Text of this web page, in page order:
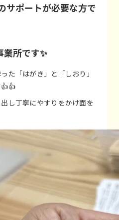
サポートが必要な方で
所です✨
た「はがき」と「しおり」
し丁寧にやすりをかけ面を